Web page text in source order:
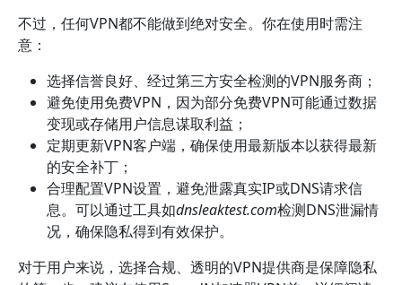
不过，任何VPN都不能做到绝对安全。你在使用时需注
意：
选择信誉良好、经过第三方安全检测的VPN服务商；
避免使用免费VPN，因为部分免费VPN可能通过数据
变现或存储用户信息谋取利益；
定期更新VPN客户端，确保使用最新版本以获得最新
的安全补丁；
合理配置VPN设置，避免泄露真实IP或DNS请求信
息。可以通过工具如dnsleaktest.com检测DNS泄漏情
况，确保隐私得到有效保护。
对于用户来说，选择合规、透明的VPN提供商是保障隐私